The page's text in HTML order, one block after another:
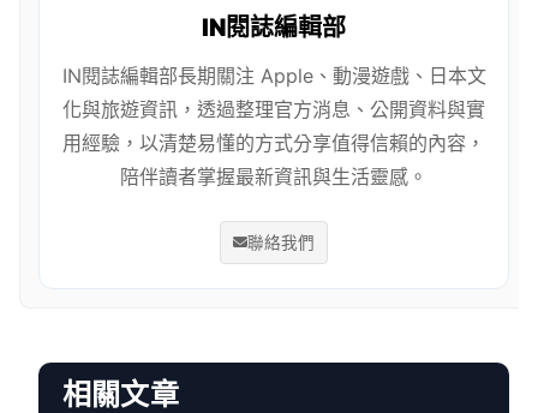
IN閱誌編輯部
IN閱誌編輯部長期關注 Apple、動漫遊戲、日本文
化與旅遊資訊，透過整理官方消息、公開資料與實
用經驗，以清楚易懂的方式分享值得信賴的內容，
陪伴讀者掌握最新資訊與生活靈感。
聯絡我們
相關文章